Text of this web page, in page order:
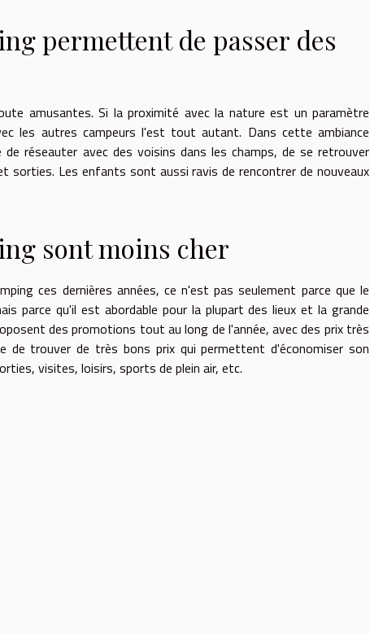
permettent de passer des
amusantes. Si la proximité avec la nature est un paramètre
les autres campeurs l'est tout autant. Dans cette ambiance
réseauter avec des voisins dans les champs, de se retrouver
Les enfants sont aussi ravis de rencontrer de nouveaux
sont moins cher
ces dernières années, ce n'est pas seulement parce que le
parce qu'il est abordable pour la plupart des lieux et la grande
des promotions tout au long de l'année, avec des prix très
de trouver de très bons prix qui permettent d'économiser son
visites, loisirs, sports de plein air, etc.